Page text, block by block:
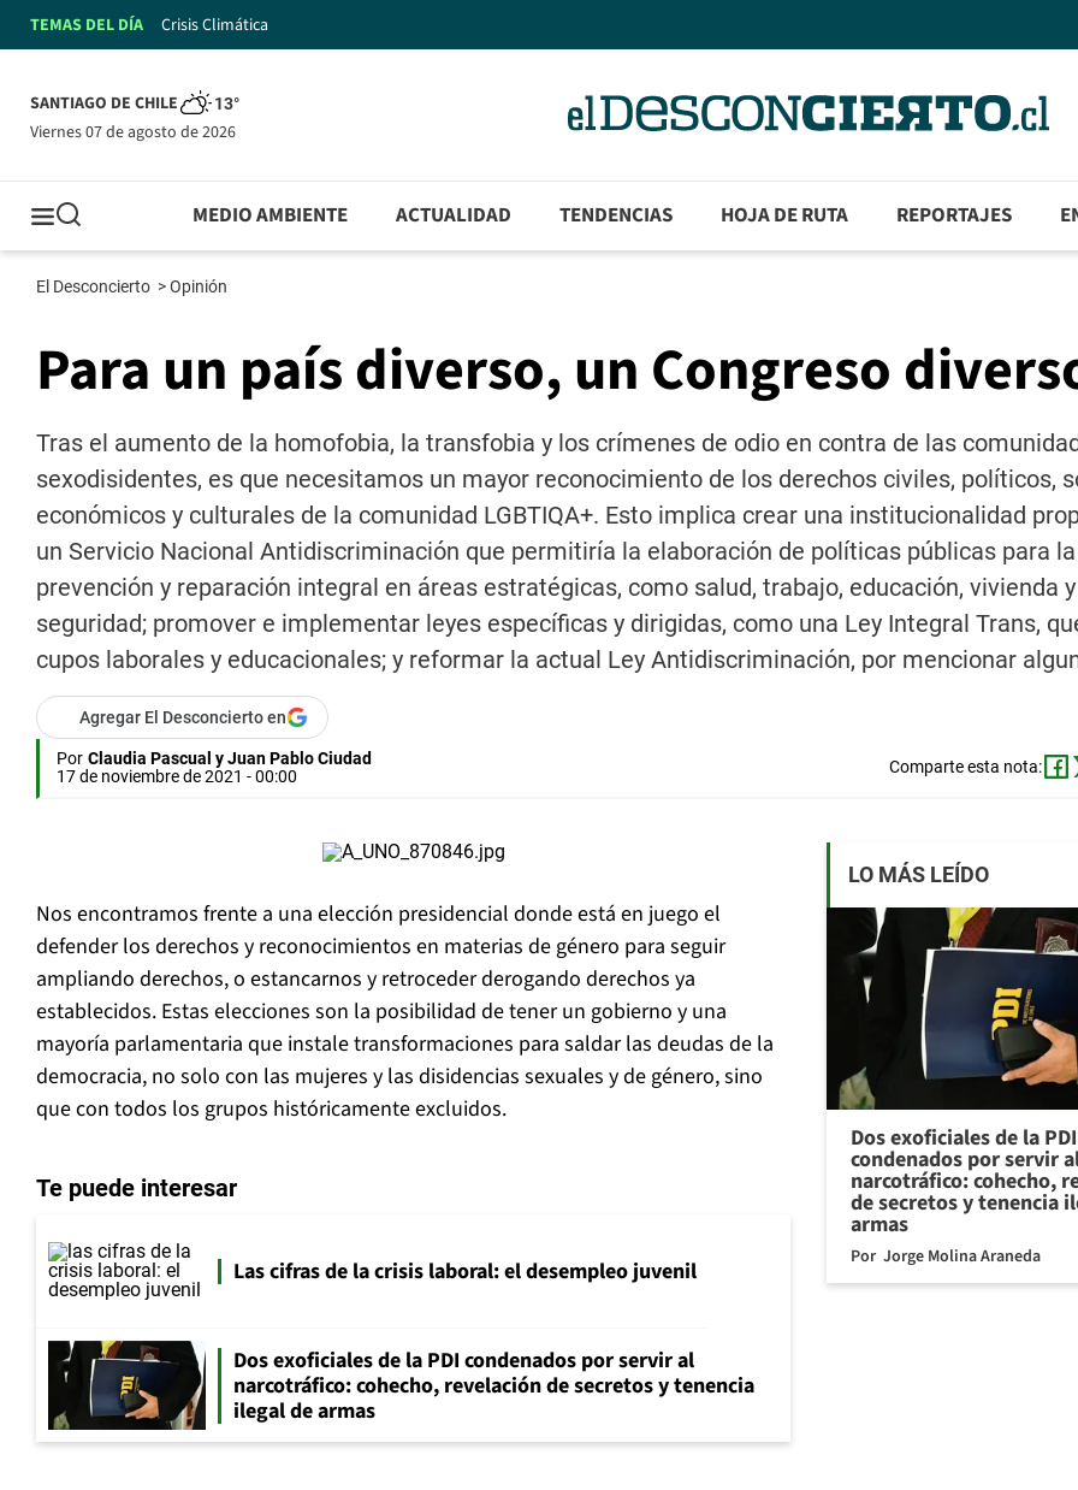
TEMAS DEL DÍA Crisis Climática
SANTIAGO DE CHILE 13°
viernes 07 de agosto de 2026
MEDIO AMBIENTE ACTUALIDAD TENDENCIAS HOJA DE RUTA REPORTAJES
El Desconcierto >Opinión
Para un país diverso, un Congreso
Tras el aumento de la homofobia, la transfobia y los crímenes de odio en contra de las
sexodisidentes, es que necesitamos un mayor reconocimiento de los derechos civiles, políticos,
económicos y culturales de la comunidad LGBTIQA+. Esto implica crear una institucionalidad
un Servicio Nacional Antidiscriminación que permitiría la elaboración de políticas públicas para la
prevención y reparación integral en áreas estratégicas, como salud, trabajo, educación, vivienda y
seguridad; promover e implementar leyes específicas y dirigidas, como una Ley Integral Trans,
cupos laborales y educacionales; y reformar la actual Ley Antidiscriminación, por mencionar
Agregar El Desconcierto en
Por Claudia Pascual y Juan Pablo Ciudad
17 de noviembre de 2021 - 00:00
Comparte esta nota:
Nos encontramos frente a una elección presidencial donde está en juego el
defender los derechos y reconocimientos en materias de género para seguir
ampliando derechos, o estancarnos y retroceder derogando derechos ya
establecidos. Estas elecciones son la posibilidad de tener un gobierno y una
mayoría parlamentaria que instale transformaciones para saldar las deudas de la
democracia, no solo con las mujeres y las disidencias sexuales y de género, sino
que con todos los grupos históricamente excluidos.
Te puede interesar
Las cifras de la crisis laboral: el desempleo juvenil
Dos exoficiales de la PDI condenados por servir al
narcotráfico: cohecho, revelación de secretos y tenencia
ilegal de armas
LO MÁS LEÍDO
Dos exoficiales de la PDI
condenados por servir
narcotráfico: cohecho,
de secretos y tenencia
armas
Por Jorge Molina Araneda